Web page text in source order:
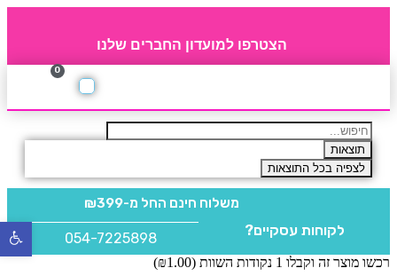
הצטרפו למועדון החברים שלנו
0
תוצאות
לצפיה בכל התוצאות
משלוח חינם החל מ-₪399
לקוחות עסקיים? 054-7225898
רכשו מוצר זה וקבלו 1 נקודות השוות ( ₪1.00
)
פתח